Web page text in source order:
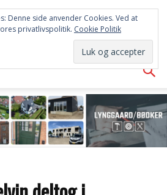
AVISEN
Denne side anvender Cookies. Ved at
privatlivspolitik. Cookie Politik